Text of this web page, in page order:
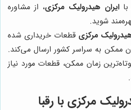
باایران هیدرولیک مرکزی، از مشاوره
شوید.
مرکزی قطعات خریداری شده
ممکن به سراسر کشور ارسال می‌کند.
زمان ممکن، قطعات مورد نیاز
مرکزی با رقبا